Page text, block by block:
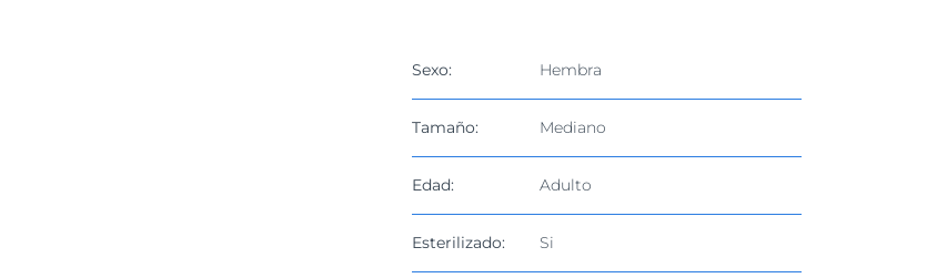
Sexo: Hembra
Tamaño: Mediano
Edad: Adulto
Esterilizado: Si